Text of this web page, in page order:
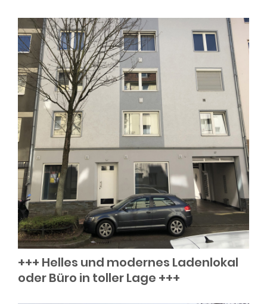
+++ Helles und modernes Ladenlokal
oder Büro in toller Lage +++